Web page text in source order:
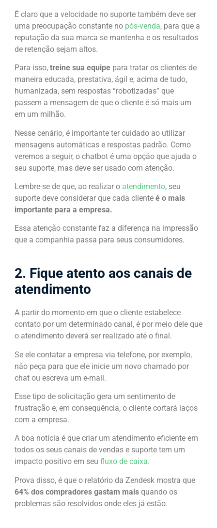
É claro que a velocidade no suporte também deve ser
uma preocupação constante no pós-venda, para que a
reputação da sua marca se mantenha e os resultados
de retenção sejam altos.
Para isso, treine sua equipe para tratar os clientes de
maneira educada, prestativa, ágil e, acima de tudo,
humanizada, sem respostas “robotizadas” que
passem a mensagem de que o cliente é só mais um
em um milhão.
Nesse cenário, é importante ter cuidado ao utilizar
mensagens automáticas e respostas padrão. Como
veremos a seguir, o chatbot é uma opção que ajuda o
seu suporte, mas deve ser usado com atenção.
Lembre-se de que, ao realizar o atendimento, seu
suporte deve considerar que cada cliente é o mais
importante para a empresa.
Essa atenção constante faz a diferença na impressão
que a companhia passa para seus consumidores.
2. Fique atento aos canais de
atendimento
A partir do momento em que o cliente estabelece
contato por um determinado canal, é por meio dele que
o atendimento deverá ser realizado até o final.
Se ele contatar a empresa via telefone, por exemplo,
não peça para que ele inicie um novo chamado por
chat ou escreva um e-mail.
Esse tipo de solicitação gera um sentimento de
frustração e, em consequência, o cliente cortará laços
com a empresa.
A boa notícia é que criar um atendimento eficiente em
todos os seus canais de vendas e suporte tem um
impacto positivo em seu fluxo de caixa.
Prova disso, é que o relatório da Zendesk mostra que
64% dos compradores gastam mais quando os
problemas são resolvidos onde eles já estão.